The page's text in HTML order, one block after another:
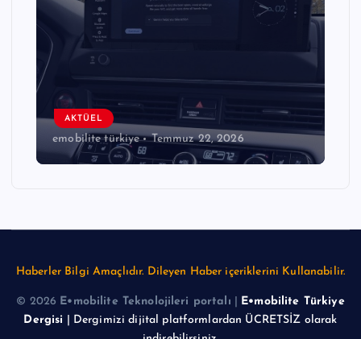
AKTÜEL
emobilite türkiye Temmuz 22, 2026
Haberler Bilgi Amaçlıdır. Dileyen Haber içeriklerini Kullanabilir.
© 2026 E•mobilite Teknolojileri portalı
E•mobilite Türkiye
Dergisi | Dergimizi dijital platformlardan ÜCRETSİZ olarak